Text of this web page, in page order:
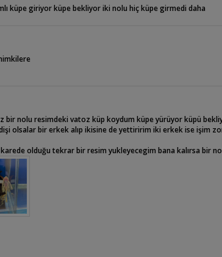
küpe giriyor küpe bekliyor iki nolu hiç küpe girmedi daha
almıştım beş tanesi aralıklarla öldü geri kalan beş tanesi
iki senede birer dişi ya da erkek alacağım kısacası
bir nolu resimdeki vatoz küp koydum küpe yürüyor küpü
olsalar bir erkek alıp ikisine de yettiririm iki erkek ise işim
karede olduğu tekrar bir resim yukleyecegim bana kalırsa bir